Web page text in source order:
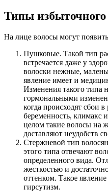
Типы избыточного
На лице волосы могут
Пушковые. Такой тип
встречается даже у
волоски нежные,
явление имеет и
Изменения такого типа
гормональными
когда происходят сбои
беременность, климакс
целом такие волосы на
доставляют неудобств
Стержневой тип
этого типа отвечают
определенного вида.
жесткостью и
оттенком. Такое
гирсутизм.